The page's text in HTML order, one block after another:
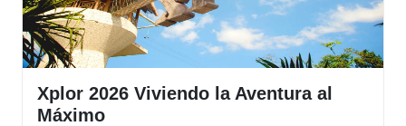
Xplor 2026 Viviendo la Aventura al
Máximo